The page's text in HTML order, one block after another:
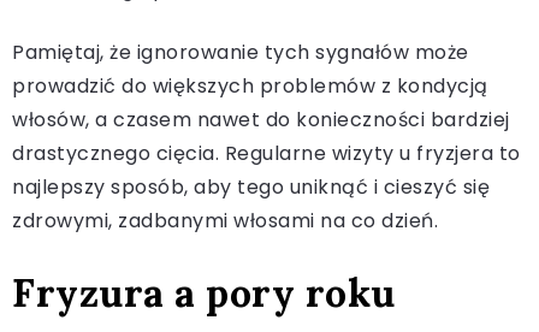
Pamiętaj, że ignorowanie tych sygnałów może
prowadzić do większych problemów z kondycją
włosów, a czasem nawet do konieczności bardziej
drastycznego cięcia. Regularne wizyty u fryzjera to
najlepszy sposób, aby tego uniknąć i cieszyć się
zdrowymi, zadbanymi włosami na co dzień.
Fryzura a pory roku